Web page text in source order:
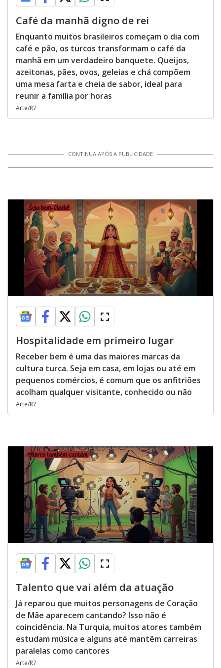
Café da manhã digno de rei
Enquanto muitos brasileiros começam o dia com
café e pão, os turcos transformam o café da
manhã em um verdadeiro banquete. Queijos,
azeitonas, pães, ovos, geleias e chá compõem
uma mesa farta e cheia de sabor, ideal para
reunir a família por horas
Arte/R7
CONTINUA APÓS A PUBLICIDADE
Hospitalidade em primeiro lugar
Receber bem é uma das maiores marcas da
cultura turca. Seja em casa, em lojas ou até em
pequenos comércios, é comum que os anfitriões
acolham qualquer visitante, conhecido ou não
Arte/R7
Talento que vai além da atuação
Já reparou que muitos personagens de Coração
de Mãe aparecem cantando? Isso não é
coincidência. Na Turquia, muitos atores também
estudam música e alguns até mantêm carreiras
paralelas como cantores
Arte/R7